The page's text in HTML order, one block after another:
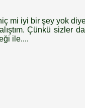
mi iyi bir şey yok
Çünkü sizler
ile....